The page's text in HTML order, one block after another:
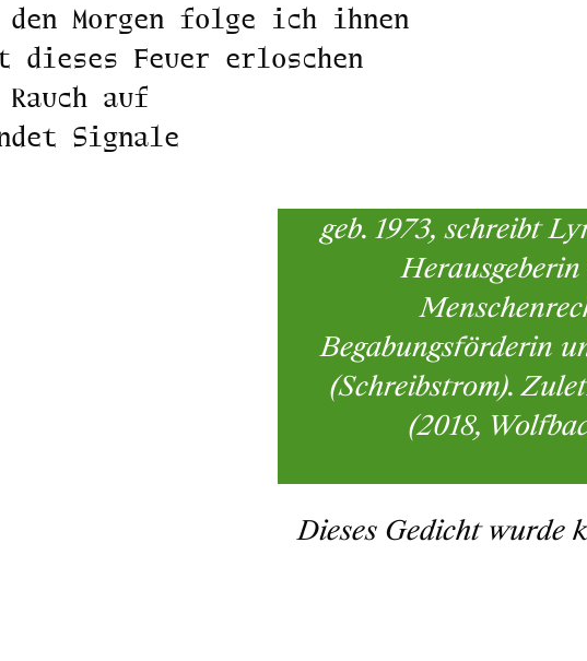
Morgen folge ich ihnen
dieses Feuer erloschen
auf
Signale
geb. 1973, schreibt
Begabungsförderin
(Schreibstrom).
(2018,
Dieses Gedicht wurde